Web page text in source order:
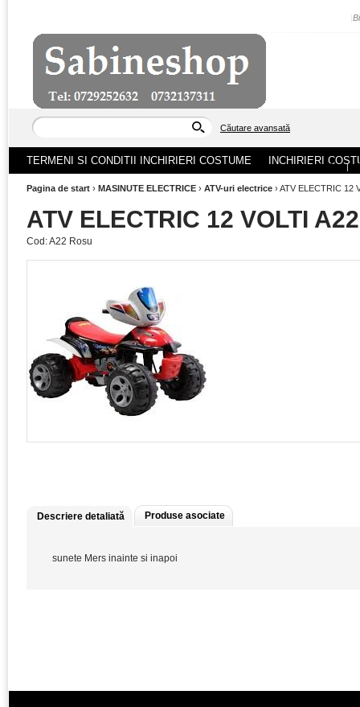
Căutare avansată
ACASA |
TERMENI SI CONDITII INCHIRIERI COSTUME INCHIRIERI
Pagina de start › MASINUTE ELECTRICE › ATV-uri electrice ›ATV ELECTRIC 12
ATV ELECTRIC 12 VOLTI
Cod:A22 Rosu
Descriere detaliată Produse asociate
sunete Mers inainte si inapoi